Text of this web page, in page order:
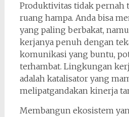
Produktivitas tidak pernah
ruang hampa. Anda bisa
yang paling berbakat,
kerjanya penuh dengan
komunikasi yang buntu,
terhambat. Lingkungan
adalah katalisator yang
melipatgandakan kinerja
Membangun ekosistem